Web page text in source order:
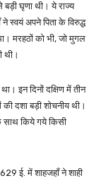
बड़ी घृणा थी। ये राज्य
स्वयं अपने पिता के विरुद्ध
मरहठों को भी, जो मुगल
थी।
इन दिनों दक्षिण में तीन
दशा बड़ी शोचनीय थी।
साथ किये गये किसी
ई. में शाहजहाँ ने शाही